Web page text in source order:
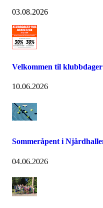
03.08.2026
Velkommen til
10.06.2026
Sommeråpent i
04.06.2026